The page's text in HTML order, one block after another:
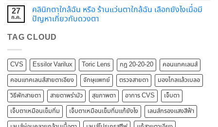
27
ก.ค.
คลินิกตาใกล้ฉัน หรือ ร้านแว่นตาใกล้ฉัน เลือกยังไงเมื่อมี
ปัญหาเกี่ยวกับดวงตา
TAG CLOUD
CVS Essilor Varilux Toric Lens กฎ 20-20-20
คอนแทคเลนส์
คอนแทคเลนส์สายตาเอียง
จักษุแพทย์ ตรวจสายตา
มองไกลแล้วเบลอ
วิธีพักสายตา
สายตาพร่ามัว สุขภาพตา อาการ CVS
เจ็บตา
เจ็บตาเหมือนเข็มทิ่ม
เจ็บตาเหมือนเข็มทิ่มแก้ยังไง
เลนส์กรองแสงสีฟ้า